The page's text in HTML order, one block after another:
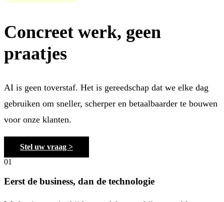
Concreet werk, geen
praatjes
AI is geen toverstaf. Het is gereedschap dat we elke dag
gebruiken om sneller, scherper en betaalbaarder te bouwen
voor onze klanten.
Stel uw vraag >
01
Eerst de business, dan de technologie